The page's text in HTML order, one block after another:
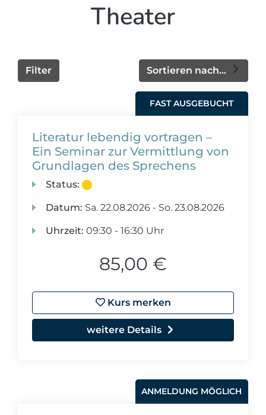
Theater
Sortieren nach...
Filter
FAST AUSGEBUCHT
Literatur lebendig vortragen –
Ein Seminar zur Vermittlung von
Grundlagen des Sprechens
Status:
Datum: Sa. 22.08.2026 - So. 23.08.2026
Uhrzeit: 09:30 - 16:30 Uhr
85,00 €
Kurs merken
weitere Details
ANMELDUNG MÖGLICH